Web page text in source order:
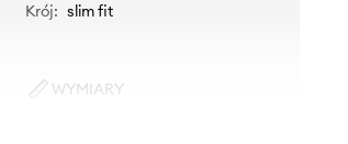
Krój: slim fit
WYMIARY